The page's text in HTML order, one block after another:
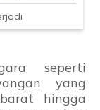
seperti
yang
hingga